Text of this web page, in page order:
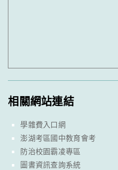
相關網站連結
學雜費入口網
澎湖考區國中教育會考
防治校園霸凌專區
圖書資訊查詢系統